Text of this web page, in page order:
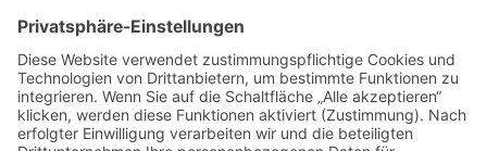
Bei uns können Sie folgende Jagd­
gebrauchs­hundeprüfungen führen:
BTR, VJP, HZP, VGP, VPS, VSwP, VFsP, BP §6
und §7 NRW